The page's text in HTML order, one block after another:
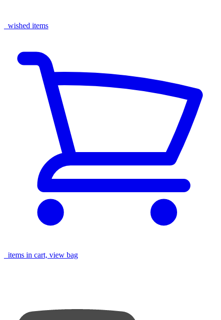
wished items
items in cart, view bag